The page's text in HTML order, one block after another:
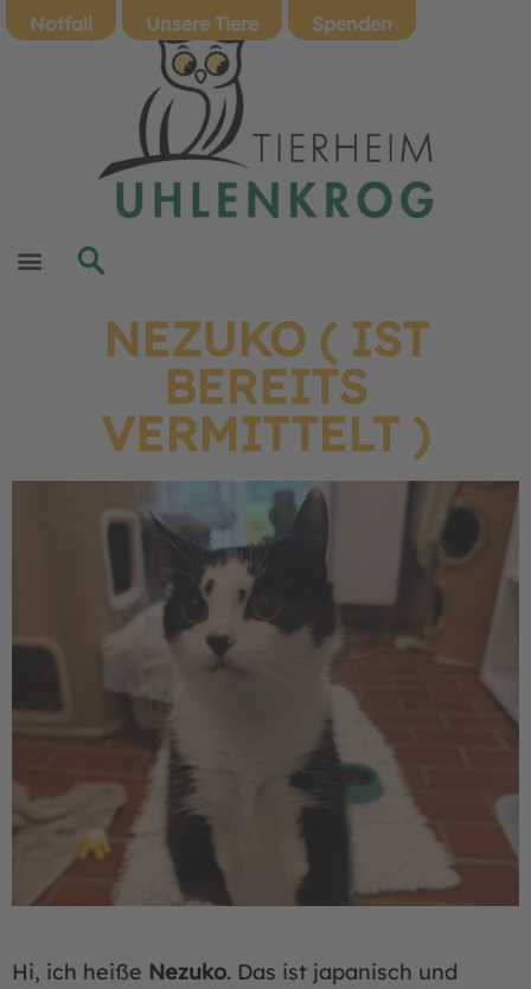
Notfall Unsere Tiere Spenden
NEZUKO ( IST
BEREITS
VERMITTELT )
Hi, ich heiße Nezuko. Das ist japanisch und